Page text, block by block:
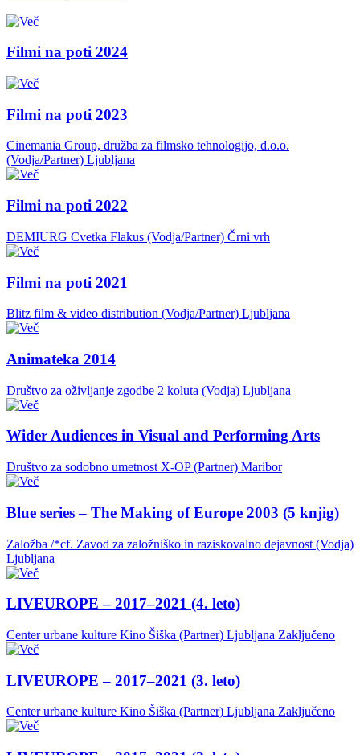
Filmi na poti 2024
Filmi na poti 2023
Cinemania Group, družba za filmsko tehnologijo, d.o.o.
(Vodja/Partner) Ljubljana
Filmi na poti 2022
DEMIURG Cvetka Flakus (Vodja/Partner) Črni vrh
Filmi na poti 2021
Blitz film & video distribution (Vodja/Partner) Ljubljana
Animateka 2014
Društvo za oživljanje zgodbe 2 koluta (Vodja) Ljubljana
Wider Audiences in Visual and Performing Arts
Društvo za sodobno umetnost X-OP (Partner) Maribor
Blue series – The Making of Europe 2003 (5 knjig)
Založba /*cf. Zavod za založniško in raziskovalno dejavnost (Vodja)
Ljubljana
LIVEUROPE – 2017–2021 (4. leto)
Center urbane kulture Kino Šiška (Partner) Ljubljana Zaključeno
LIVEUROPE – 2017–2021 (3. leto)
Center urbane kulture Kino Šiška (Partner) Ljubljana Zaključeno